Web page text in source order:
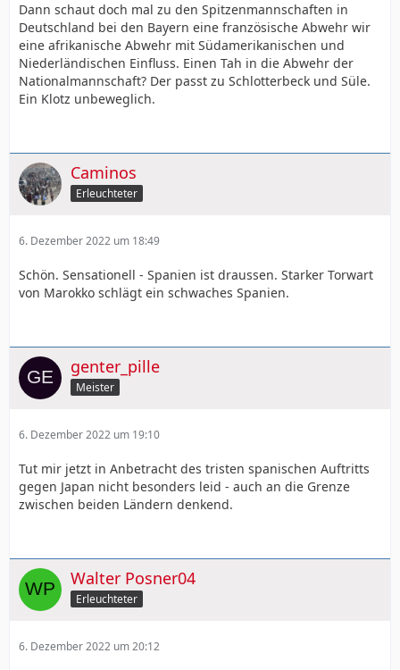
Dann schaut doch mal zu den Spitzenmannschaften in
Deutschland bei den Bayern eine französische Abwehr wir
eine afrikanische Abwehr mit Südamerikanischen und
Niederländischen Einfluss. Einen Tah in die Abwehr der
Nationalmannschaft? Der passt zu Schlotterbeck und Süle.
Ein Klotz unbeweglich.
Caminos
Erleuchteter
6. Dezember 2022 um 18:49
Schön. Sensationell - Spanien ist draussen. Starker Torwart
von Marokko schlägt ein schwaches Spanien.
genter_pille
Meister
6. Dezember 2022 um 19:10
Tut mir jetzt in Anbetracht des tristen spanischen Auftritts
gegen Japan nicht besonders leid - auch an die Grenze
zwischen beiden Ländern denkend.
Walter Posner04
Erleuchteter
6. Dezember 2022 um 20:12